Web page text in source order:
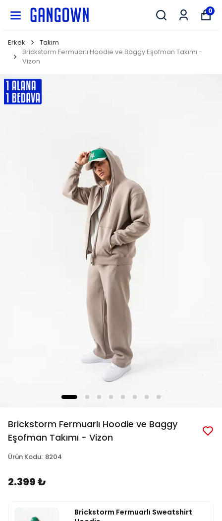
0
Erkek
Takım
Brickstorm Fermuarlı Hoodie ve Baggy Eşofman Takımı -
Vizon
Brickstorm Fermuarlı Hoodie ve Baggy
Eşofman Takımı - Vizon
Ürün Kodu: 8204
2.399 ₺
Brickstorm Fermuarlı Sweatshirt